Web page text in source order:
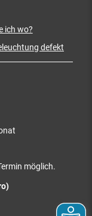
möglich.
ich wo?
defekt